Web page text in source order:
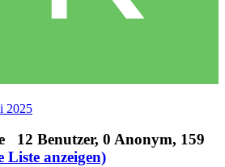
2025
12 Benutzer, 0 Anonym, 159
Liste anzeigen)